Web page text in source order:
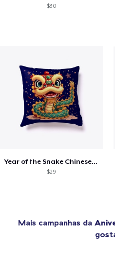
$30
Year of the Snake Chinese New Year
$29
Mais campanhas da